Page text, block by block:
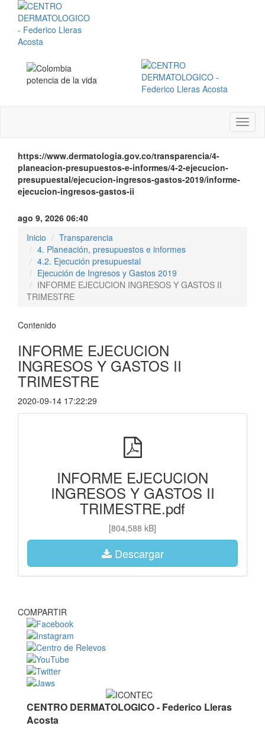
Menú
https://www.dermatologia.gov.co/transparencia/4-
planeacion-presupuestos-e-informes/4-2-ejecucion-
presupuestal/ejecucion-ingresos-gastos-2019/informe-
ejecucion-ingresos-gastos-ii
ago 9, 2026 06:40
Inicio
Transparencia
4. Planeación, presupuestos e informes
4.2. Ejecución presupuestal
Ejecución de Ingresos y Gastos 2019
INFORME EJECUCION INGRESOS Y GASTOS II
TRIMESTRE
Contenido
INFORME EJECUCION
INGRESOS Y GASTOS II
TRIMESTRE
2020-09-14 17:22:29
INFORME EJECUCION
INGRESOS Y GASTOS II
TRIMESTRE.pdf
[804,588 kB]
Descargar
COMPARTIR
CENTRO DERMATOLOGICO - Federico Lleras
Acosta